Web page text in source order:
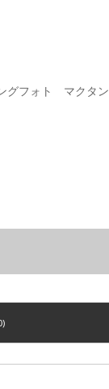
グフォト マクタン